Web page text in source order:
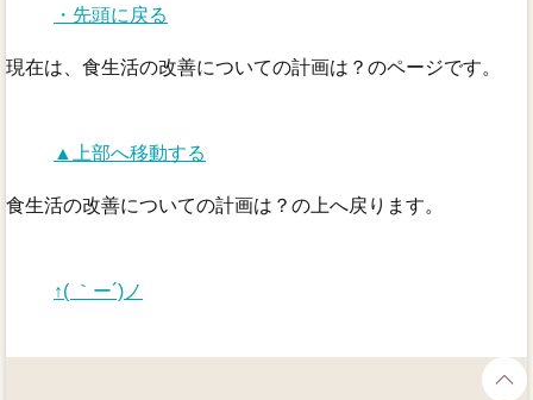
・先頭に戻る
現在は、食生活の改善についての計画は？のページです。
▲上部へ移動する
食生活の改善についての計画は？の上へ戻ります。
↑( ｀ー´)ノ